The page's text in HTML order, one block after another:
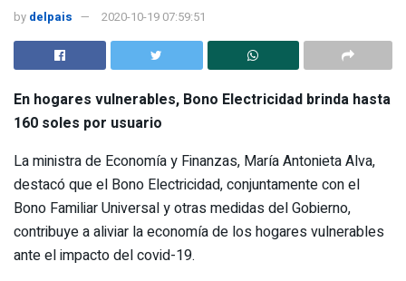
by delpais 2020-10-19 07:59:51
En hogares vulnerables, Bono Electricidad brinda hasta
160 soles por usuario
La ministra de Economía y Finanzas, María Antonieta Alva,
destacó que el Bono Electricidad, conjuntamente con el
Bono Familiar Universal y otras medidas del Gobierno,
contribuye a aliviar la economía de los hogares vulnerables
ante el impacto del covid-19.